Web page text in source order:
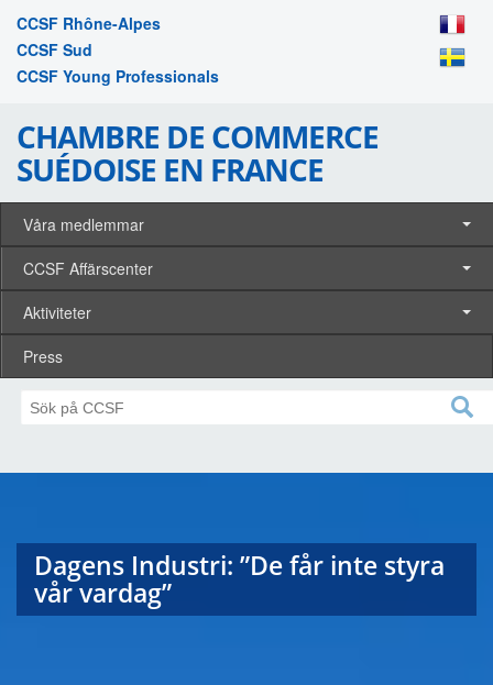
CCSF Rhône-Alpes
CCSF Sud
CCSF Young Professionals
CHAMBRE DE COMMERCE
SUÉDOISE EN FRANCE
Våra medlemmar
CCSF Affärscenter
Aktiviteter
Press
Dagens Industri: ”De får inte styra
vår vardag”